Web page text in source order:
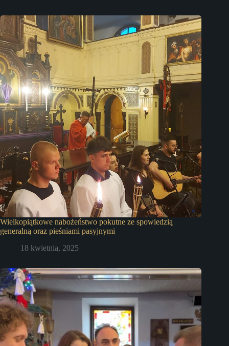
Wielkopiątkowe nabożeństwo pokutne ze spowiedzią
generalną oraz pieśniami pasyjnymi
18 kwietnia, 2025